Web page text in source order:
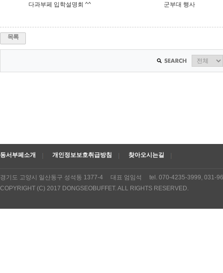
다과부페 입학설명회 ^^ 군부대 행사
목록
동서부페소개 개인정보보호취급방침 찾아오시는길
경기도 고양시 일산동구 성석동 1377-4 대표 엄임석 tel. 070-4235-3999,
COPYRIGHT (C) 2017 DONGSEOBUFFET. ALL RIGHTS RESERVED.